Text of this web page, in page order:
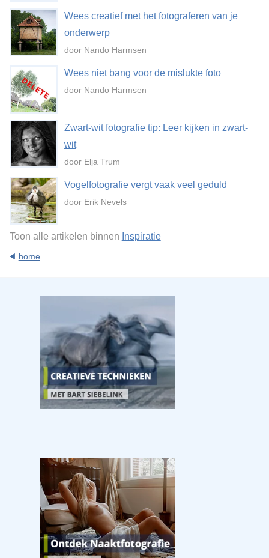
Wees creatief met het fotograferen van je
onderwerp
door Nando Harmsen
Wees niet bang voor de mislukte foto
door Nando Harmsen
Zwart-wit fotografie tip: Leer kijken in zwart-
wit
door Elja Trum
Vogelfotografie vergt vaak veel geduld
door Erik Nevels
Toon alle artikelen binnen Inspiratie
home